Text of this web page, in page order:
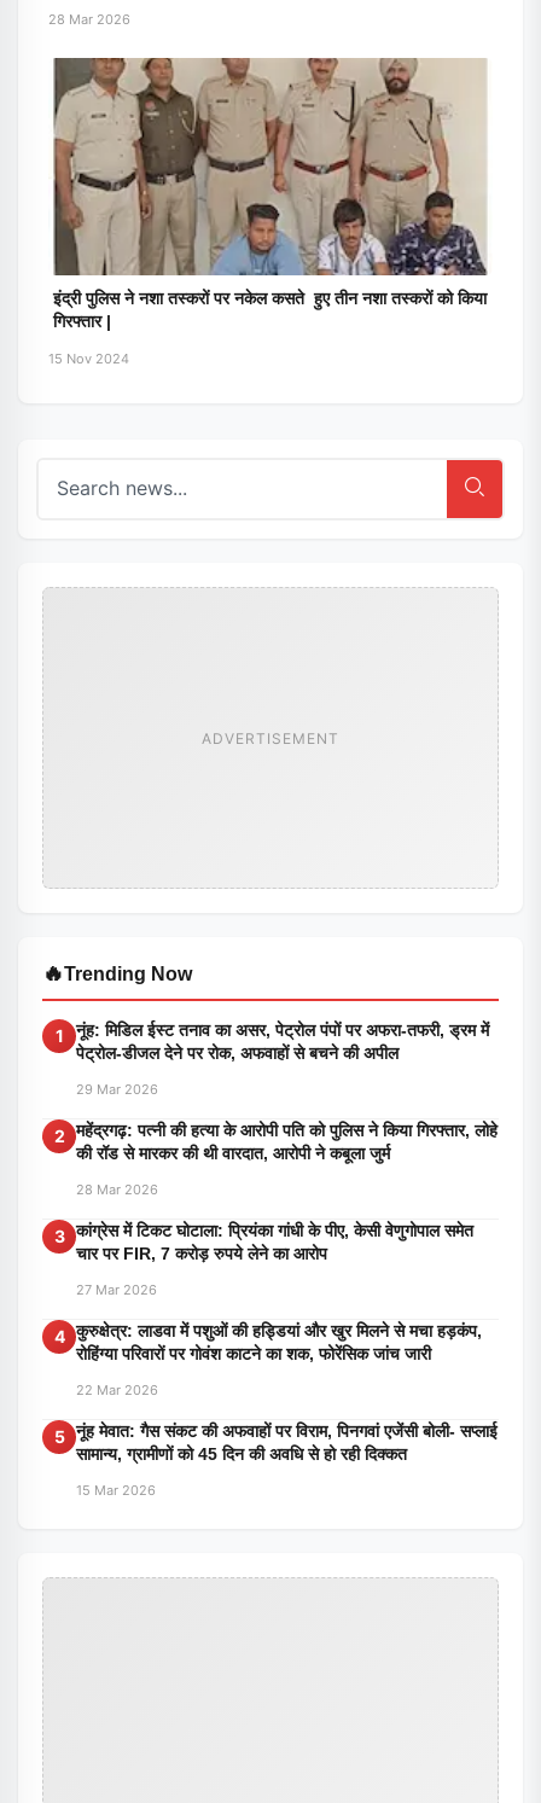
28 Mar 2026
इंद्री पुलिस ने नशा तस्करों पर नकेल कसते हुए तीन नशा तस्करों को किया
गिरफ्तार |
15 Nov 2024
ADVERTISEMENT
🔥Trending Now
1
नूंह: मिडिल ईस्ट तनाव का असर, पेट्रोल पंपों पर अफरा-तफरी, ड्रम में
पेट्रोल-डीजल देने पर रोक, अफवाहों से बचने की अपील
29 Mar 2026
2
महेंद्रगढ़: पत्नी की हत्या के आरोपी पति को पुलिस ने किया गिरफ्तार, लोहे
की रॉड से मारकर की थी वारदात, आरोपी ने कबूला जुर्म
28 Mar 2026
3 कांग्रेस में टिकट घोटाला: प्रियंका गांधी के पीए, केसी वेणुगोपाल समेत
चार पर FIR, 7 करोड़ रुपये लेने का आरोप
27 Mar 2026
4 कुरुक्षेत्र: लाडवा में पशुओं की हड्डियां और खुर मिलने से मचा हड़कंप,
रोहिंग्या परिवारों पर गोवंश काटने का शक, फोरेंसिक जांच जारी
22 Mar 2026
5 नूंह मेवात: गैस संकट की अफवाहों पर विराम, पिनगवां एजेंसी बोली- सप्लाई
सामान्य, ग्रामीणों को 45 दिन की अवधि से हो रही दिक्कत
15 Mar 2026